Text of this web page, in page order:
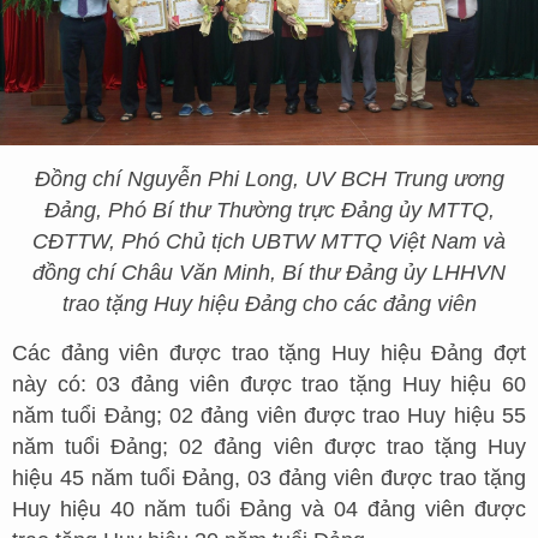
Đồng chí Nguyễn Phi Long, UV BCH Trung ương
Đảng, Phó Bí thư Thường trực Đảng ủy MTTQ,
CĐTTW, Phó Chủ tịch UBTW MTTQ Việt Nam và
đồng chí Châu Văn Minh, Bí thư Đảng ủy LHHVN
trao tặng Huy hiệu Đảng cho các đảng viên
Các đảng viên được trao tặng Huy hiệu Đảng đợt
này có: 03 đảng viên được trao tặng Huy hiệu 60
năm tuổi Đảng; 02 đảng viên được trao Huy hiệu 55
năm tuổi Đảng; 02 đảng viên được trao tặng Huy
hiệu 45 năm tuổi Đảng, 03 đảng viên được trao tặng
Huy hiệu 40 năm tuổi Đảng và 04 đảng viên được